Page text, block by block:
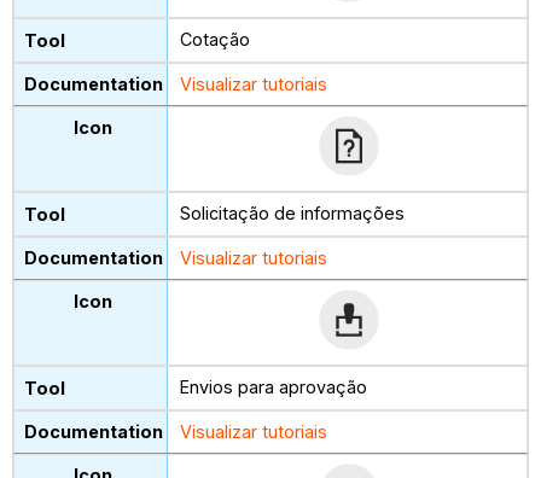
Cotação
Visualizar tutoriais
Solicitação de informações
Visualizar tutoriais
Envios para aprovação
Visualizar tutoriais